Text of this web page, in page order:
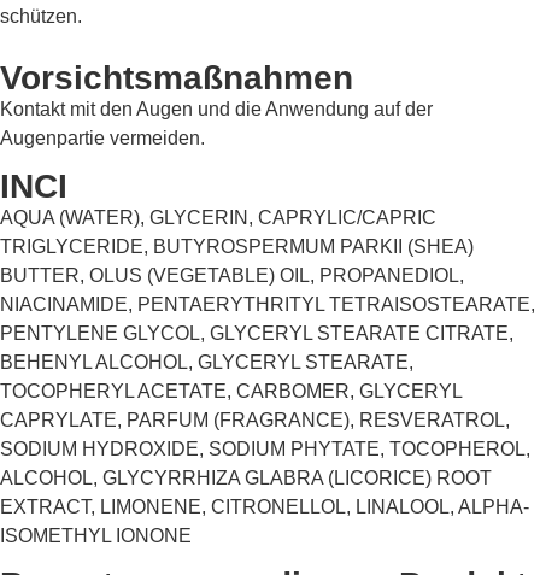
schützen.
Vorsichtsmaßnahmen
Kontakt mit den Augen und die Anwendung auf der
Augenpartie vermeiden.
INCI
AQUA (WATER), GLYCERIN, CAPRYLIC/CAPRIC
TRIGLYCERIDE, BUTYROSPERMUM PARKII (SHEA)
BUTTER, OLUS (VEGETABLE) OIL, PROPANEDIOL,
NIACINAMIDE, PENTAERYTHRITYL TETRAISOSTEARATE,
PENTYLENE GLYCOL, GLYCERYL STEARATE CITRATE,
BEHENYL ALCOHOL, GLYCERYL STEARATE,
TOCOPHERYL ACETATE, CARBOMER, GLYCERYL
CAPRYLATE, PARFUM (FRAGRANCE), RESVERATROL,
SODIUM HYDROXIDE, SODIUM PHYTATE, TOCOPHEROL,
ALCOHOL, GLYCYRRHIZA GLABRA (LICORICE) ROOT
EXTRACT, LIMONENE, CITRONELLOL, LINALOOL, ALPHA-
ISOMETHYL IONONE